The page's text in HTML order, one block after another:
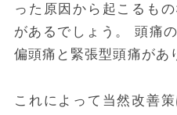
った原因から起こるも
があるでしょう。
頭痛
偏頭痛と緊張型頭痛があ
これによって当然改善